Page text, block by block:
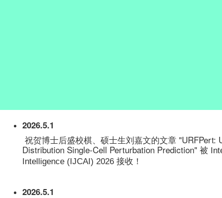
2026.5.1
祝贺博士后盛校棋、硕士生刘嘉文的文章
Distribution Single-Cell Perturbation Prediction" 被
Intelligence (IJCAI) 2026 接收！
2026.5.1